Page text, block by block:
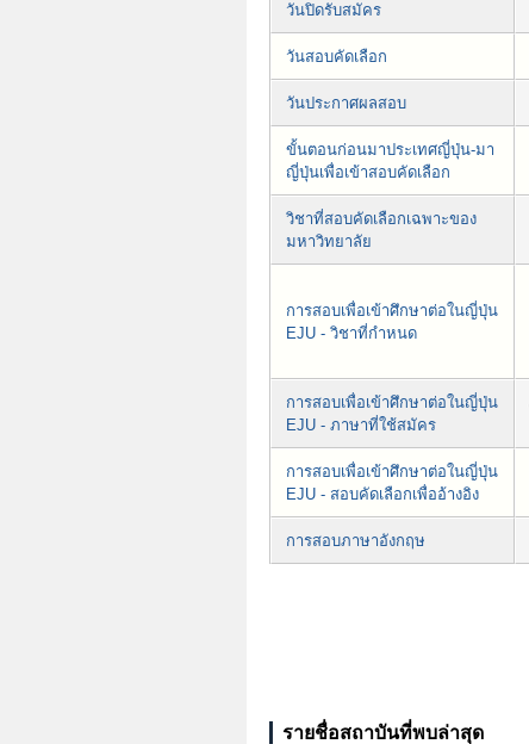
วันปิดรับสมัคร
วันสอบคัดเลือก
วันประกาศผลสอบ
ขั้นตอนก่อนมาประเทศญี่ปุ่น-มา
ญี่ปุ่นเพื่อเข้าสอบคัดเลือก
วิชาที่สอบคัดเลือกเฉพาะของ
มหาวิทยาลัย
การสอบเพื่อเข้าศึกษาต่อในญี่ปุ่น
EJU - วิชาที่กำหนด
การสอบเพื่อเข้าศึกษาต่อในญี่ปุ่น
EJU - ภาษาที่ใช้สมัคร
การสอบเพื่อเข้าศึกษาต่อในญี่ปุ่น
EJU - สอบคัดเลือกเพื่ออ้างอิง
การสอบภาษาอังกฤษ
รายชื่อสถาบันที่พบล่าสุด